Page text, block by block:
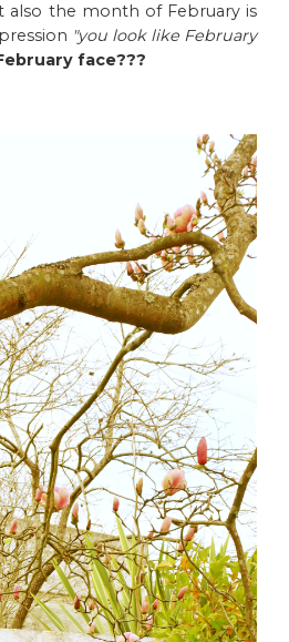
also the month of February is
"you look like February
face???